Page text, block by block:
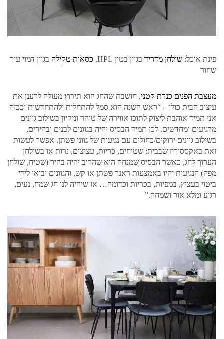
פינת אוכל: שולחן מדריד בגוון בטון HPL, כסאות טקילה בגוון דמוי עור
שחור
מעצבת הפנים כנרת קטני, חושבת שהחג הוא תירוץ מעולה לרענן את
עיצוב הבית כולו – “ראש השנה הוא סמל להתחלות ולהתחדשות וככזה
אני תמיד אוהבת ליצוק לתוכו אווירה של טוהר וניקיון בשילוב גוונים
מרגיעים ומחדשים. לכן תמיד הבסיס יהיה בגוונים לבנים ובהירים,
בשילוב גוונים ירוקים/כחולים עם נגיעות של גווני פשתן. אפשר לעשות
זאת באקססוריז שבבית: שטיחים, כריות, עציצים, נרות או בשולחן
הערוך לחג, כאשר הבסיס שמנחה הוא שהרוב יהיה בהיר (שטיח, שולחן
מפה) הנגיעות יהיו באמצעות ראנר פשתן או קש, והגוונים יבואו לידי
ביטוי בעציץ, במפיות, בכריות וכדומה… אז שיהיה לנו חג שמח, נעים,
רגוע ומלא אור ושמחה.”